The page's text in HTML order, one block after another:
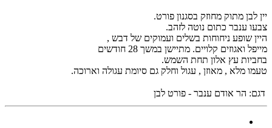
יין לבן מתוק מחוזק בסגנון פורט.
צבעו ענבר כתום נוטה לזהב.
היין שופע ניחוחות בשלים ועמוקים של דבש ,
מייפל ואגוזים קלויים. מתיישן במשך 28 חודשים
בחביות עץ אלון תחת השמש.
טעמו מלא , מאוזן , עגול וחלק גם סיומת עגולה וארוכה.
דגם: הר אודם ענבר - פורט לבן